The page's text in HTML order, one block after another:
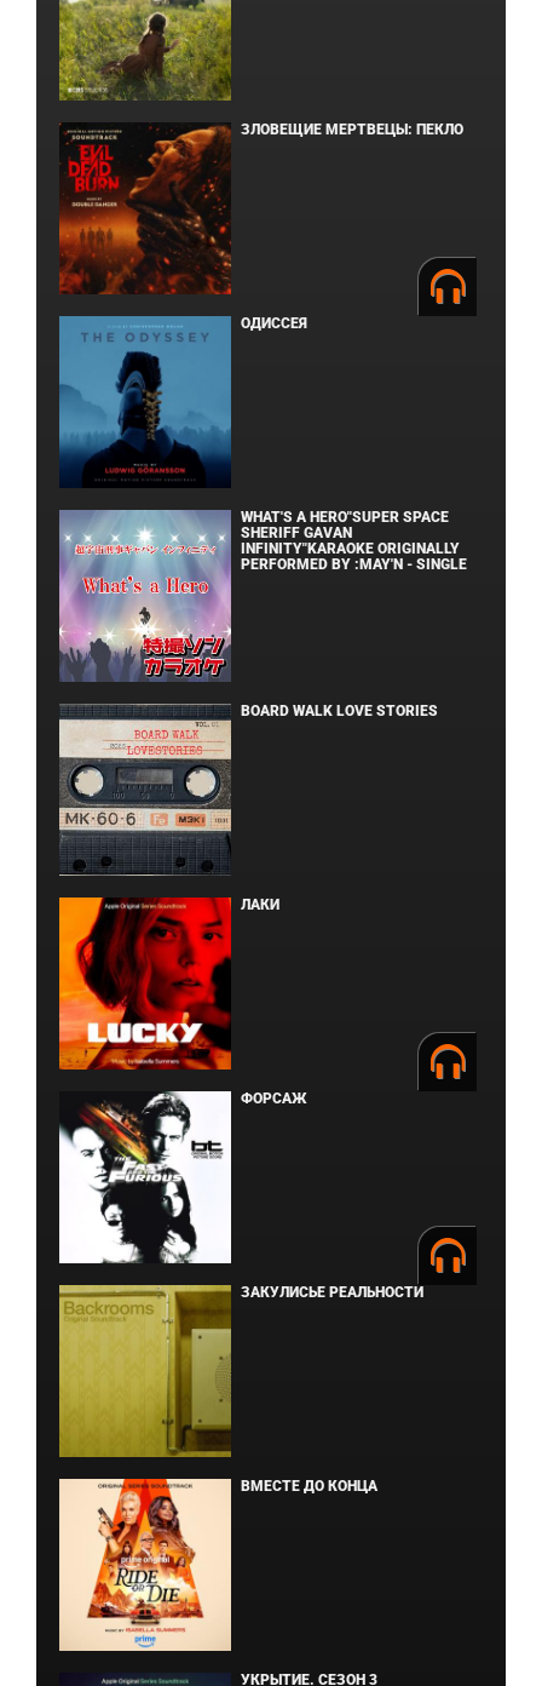
ЗЛОВЕЩИЕ МЕРТВЕЦЫ: ПЕКЛО
ОДИССЕЯ
WHAT'S A HERO"SUPER SPACE
SHERIFF GAVAN
INFINITY"KARAOKE ORIGINALLY
PERFORMED BY :MAY'N - SINGLE
BOARD WALK LOVE STORIES
ЛАКИ
ФОРСАЖ
ЗАКУЛИСЬЕ РЕАЛЬНОСТИ
ВМЕСТЕ ДО КОНЦА
УКРЫТИЕ. СЕЗОН 3